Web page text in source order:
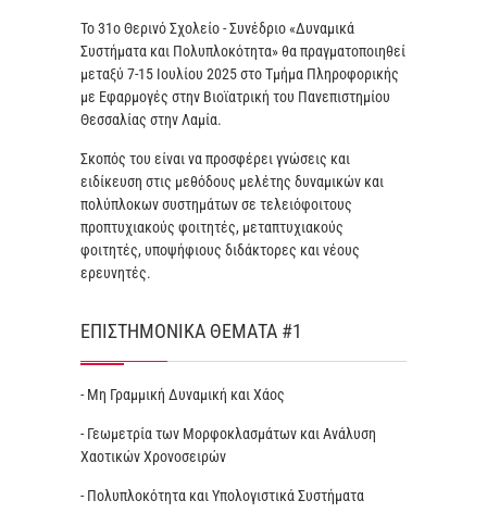
Το 31ο Θερινό Σχολείο - Συνέδριο «Δυναμικά
Συστήματα και Πολυπλοκότητα» θα πραγματοποιηθεί
μεταξύ 7-15 Ιουλίου 2025 στο Τμήμα Πληροφορικής
με Εφαρμογές στην Βιοϊατρική του Πανεπιστημίου
Θεσσαλίας στην Λαμία.
Σκοπός του είναι να προσφέρει γνώσεις και
ειδίκευση στις μεθόδους μελέτης δυναμικών και
πολύπλοκων συστημάτων σε τελειόφοιτους
προπτυχιακούς φοιτητές, μεταπτυχιακούς
φοιτητές, υποψήφιους διδάκτορες και νέους
ερευνητές.
ΕΠΙΣΤΗΜΟΝΙΚΆ ΘΈΜΑΤΑ #1
- Μη Γραμμική Δυναμική και Χάος
- Γεωμετρία των Μορφοκλασμάτων και Ανάλυση
Χαοτικών Χρονοσειρών
- Πολυπλοκότητα και Υπολογιστικά Συστήματα